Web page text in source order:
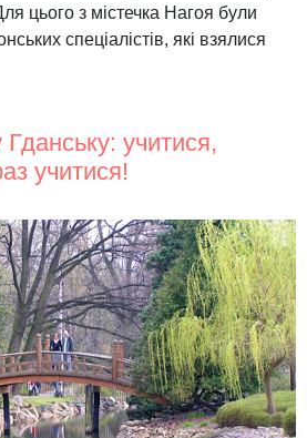
цього з містечка Нагоя були
спеціалістів, які взялися
учитися,
учитися!